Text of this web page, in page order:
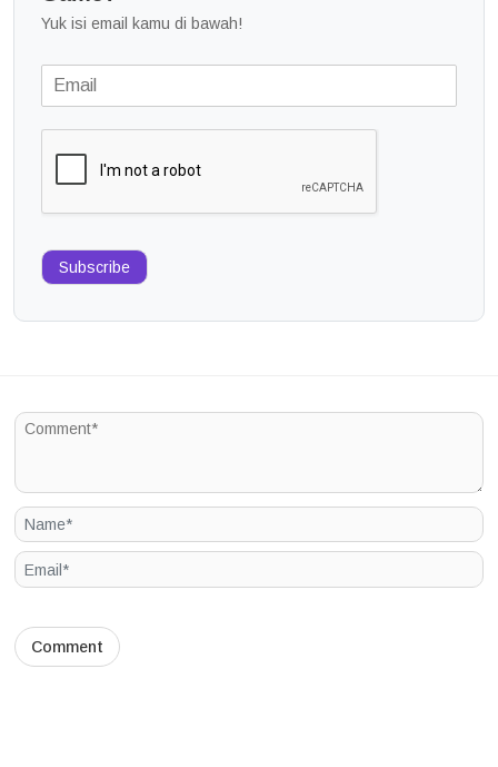
Yuk isi email kamu di bawah!
Subscribe